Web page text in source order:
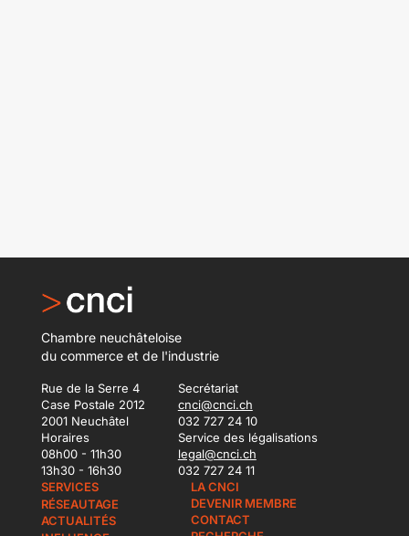
Chambre neuchâteloise
du commerce et de l'industrie
Rue de la Serre 4
Case Postale 2012
2001 Neuchâtel
Secrétariat
cnci@cnci.ch
032 727 24 10
Horaires
08h00 - 11h30
13h30 - 16h30
Service des légalisations
legal@cnci.ch
032 727 24 11
SERVICES
RÉSEAUTAGE
ACTUALITÉS
LA CNCI
DEVENIR MEMBRE
CONTACT